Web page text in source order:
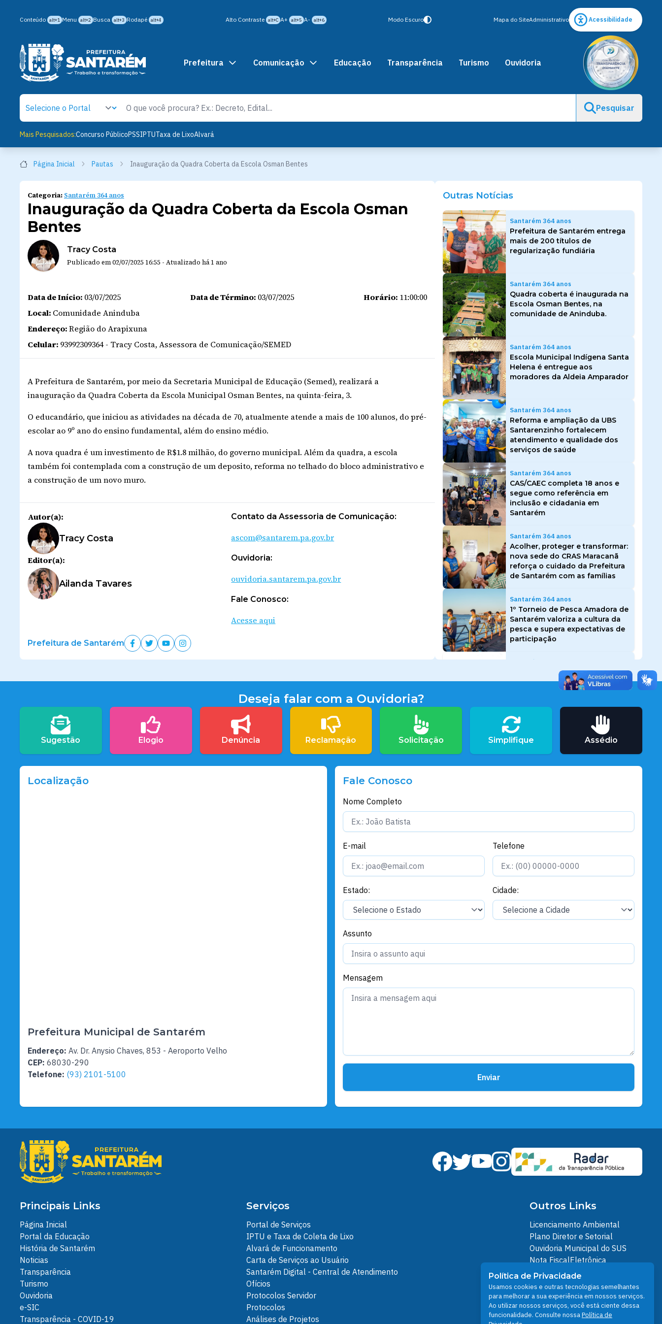
Conteúdo alt+1 Menu alt+2 Busca alt+3 Rodapé alt+4 Alto Contraste alt+C A+ alt+5 A- alt+6 Modo Escuro Mapa do SiteAdministrativo Acessibilidade
Prefeitura Comunicação Educação Transparência Turismo Ouvidoria
Pesquisar
Mais Pesquisados:Concurso PúblicoPSSIPTUTaxa de LixoAlvará
Página Inicial Pautas Inauguração da Quadra Coberta da Escola Osman Bentes
Categoria: Santarém 364 anos
Inauguração da Quadra Coberta da Escola Osman
Bentes
Tracy Costa
Publicado em02/07/2025 16:55 - Atualizado há 1 ano
Data de Início: 03/07/2025 Data de Término: 03/07/2025 Horário: 11:00:00
Local: Comunidade Aninduba
Endereço:Região do Arapixuna
Celular: 93992309364 - Tracy Costa, Assessora de Comunicação/SEMED
A Prefeitura de Santarém, por meio da Secretaria Municipal de Educação (Semed), realizará a
inauguração da Quadra Coberta da Escola Municipal Osman Bentes, na quinta-feira, 3.
O educandário, que iniciou as atividades na década de 70, atualmente atende a mais de 100 alunos, do pré-
escolar ao 9º ano do ensino fundamental, além do ensino médio.
A nova quadra é um investimento de R$1.8 milhão, do governo municipal. Além da quadra, a escola
também foi contemplada com a construção de um deposito, reforma no telhado do bloco administrativo e
a construção de um novo muro.
Autor(a):
Tracy Costa
Editor(a):
Ailanda Tavares
Contato da Assessoria de Comunicação:
ascom@santarem.pa.gov.br
Ouvidoria:
ouvidoria.santarem.pa.gov.br
Fale Conosco:
Acesse aqui
Prefeitura de Santarém
Outras Notícias
Santarém 364 anos
Prefeitura de Santarém entrega
mais de 200 títulos de
regularização fundiária
Santarém 364 anos
Quadra coberta é inaugurada na
Escola Osman Bentes, na
comunidade de Aninduba.
Santarém 364 anos
Escola Municipal Indígena Santa
Helena é entregue aos
moradores da Aldeia Amparador
Santarém 364 anos
Reforma e ampliação da UBS
Santarenzinho fortalecem
atendimento e qualidade dos
serviços de saúde
Santarém 364 anos
CAS/CAEC completa 18 anos e
segue como referência em
inclusão e cidadania em
Santarém
Santarém 364 anos
Acolher, proteger e transformar:
nova sede do CRAS Maracanã
reforça o cuidado da Prefeitura
de Santarém com as famílias
Santarém 364 anos
1º Torneio de Pesca Amadora de
Santarém valoriza a cultura da
pesca e supera expectativas de
participação
Santarém 364 anos
Puxirum ganha reforço:
Prefeitura de Santarém investe
em maquinário para garantir
nos bairros e na zona rural
Santarém 364 anos
Nova quadra coberta da Escola
Caetano Braga beneficiará
moradores de 17 comunidades
da região do Ituqui
Santarém 364 anos
Governador Helder Barbalho, em
parceria com a Prefeitura de
das obras do Hospital Materno-
Infantil
Santarém 364 anos
profissionais qualificados
Com nova estrutura, UBS do Anã
Deseja falar com a Ouvidoria?
Sugestão Elogio Denúncia Reclamação Solicitação Simplifique Assédio
Localização
Prefeitura Municipal de Santarém
Endereço: Av. Dr. Anysio Chaves, 853 - Aeroporto Velho
CEP: 68030-290
Telefone: (93) 2101-5100
Fale Conosco
Nome Completo
E-mail Telefone
Estado: Cidade:
Assunto
Mensagem
Enviar
Principais Links
Página Inicial
Portal da Educação
História de Santarém
Noticias
Transparência
Turismo
Ouvidoria
e-SIC
Transparência - COVID-19
Serviços
Portal de Serviços
IPTU e Taxa de Coleta de Lixo
Alvará de Funcionamento
Carta de Serviços ao Usuário
Santarém Digital - Central de Atendimento
Ofícios
Protocolos Servidor
Protocolos
Análises de Projetos
Outros Links
Licenciamento Ambiental
Plano Diretor e Setorial
Ouvidoria Municipal do SUS
Nota FiscalEletrônica
IPTU
Junta Militar
Santarém Conectada
Política de Privacidade
People illustrations by Storyset
Política de Privacidade
Usamos cookies e outras tecnologias semelhantes
para melhorar a sua experiência em nossos serviços.
Ao utilizar nossos serviços, você está ciente dessa
funcionalidade. Consulte nossaPolítica de